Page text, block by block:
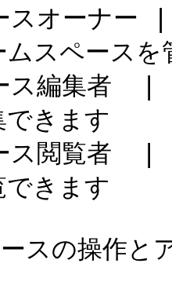
スオーナー
ムスペース
ス編集者  |
集できま
ス閲覧者  |
覧できま
スの操作と